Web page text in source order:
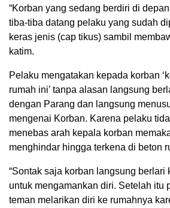
“Korban yang sedang berdiri di
tiba-tiba datang pelaku yang sudah
keras jenis (cap tikus) sambil
katim.
Pelaku mengatakan kepada korban
rumah ini’ tanpa alasan langsung
dengan Parang dan langsung
mengenai Korban. Karena pelaku
menebas arah kepala korban
menghindar hingga terkena di beton
“Sontak saja korban langsung berlari
untuk mengamankan diri. Setelah itu
teman melarikan diri ke rumahnya